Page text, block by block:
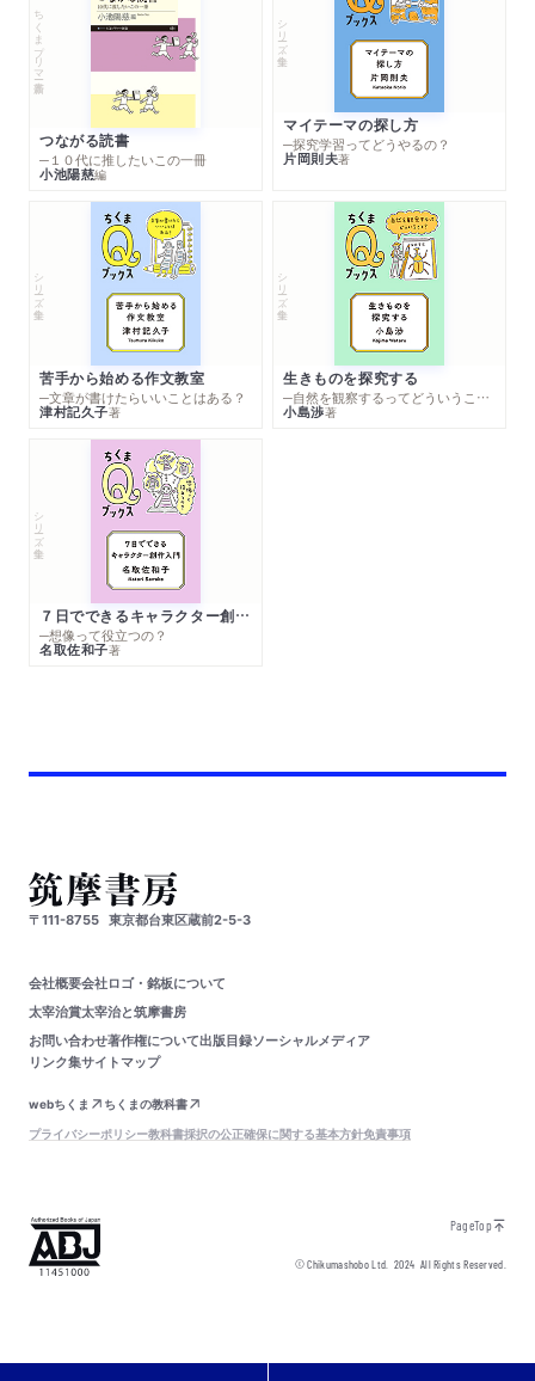
ちくまプリマー新書
つながる読書
─１０代に推したいこの一冊
小池陽慈編
シリーズ・全集
マイテーマの探し方
─探究学習ってどうやるの？
片岡則夫著
シリーズ・全集
苦手から始める作文教室
─文章が書けたらいいことはある？
津村記久子著
シリーズ・全集
生きものを探究する
─自然を観察するってどういうこと？
小島渉著
シリーズ・全集
７日でできるキャラクター創作入門
─想像って役立つの？
名取佐和子著
〒111-8755 東京都台東区蔵前2-5-3
会社概要会社ロゴ・銘板について
太宰治賞太宰治と筑摩書房
お問い合わせ著作権について出版目録ソーシャルメディア
リンク集サイトマップ
webちくま
ちくまの教科書
プライバシーポリシー教科書採択の公正確保に関する基本方針免責事項
PageTop
© Chikumashobo Ltd.2024 All Rights Reserved.